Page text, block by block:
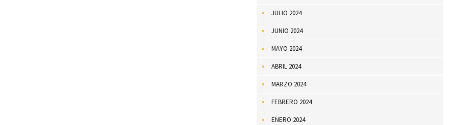
JULIO 2024
JUNIO 2024
MAYO 2024
ABRIL 2024
MARZO 2024
FEBRERO 2024
ENERO 2024